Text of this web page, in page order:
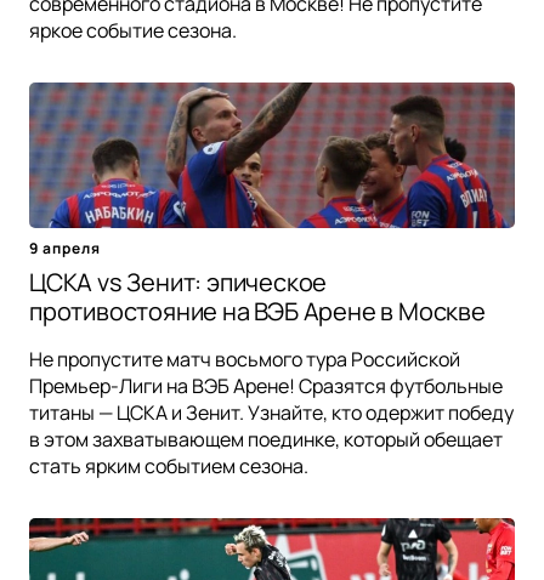
яркое событие сезона.
9 апреля
ЦСКА vs Зенит: эпическое
противостояние на ВЭБ Арене в Москве
Не пропустите матч восьмого тура Российской
Премьер-Лиги на ВЭБ Арене! Сразятся футбольные
титаны — ЦСКА и Зенит. Узнайте, кто одержит победу
в этом захватывающем поединке, который обещает
стать ярким событием сезона.